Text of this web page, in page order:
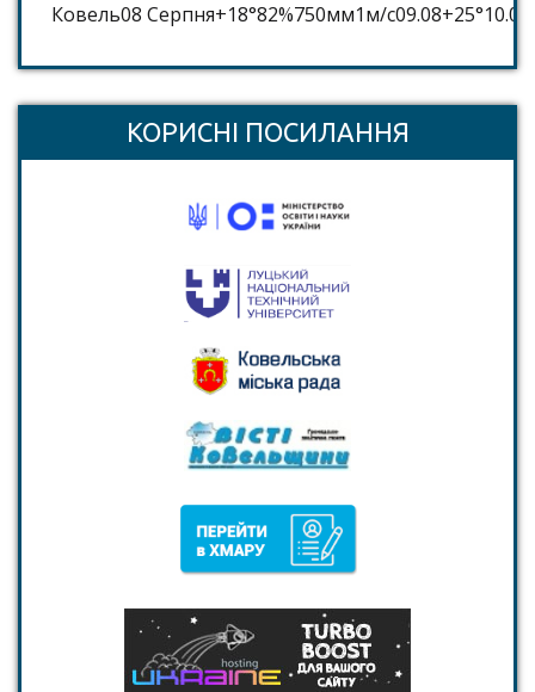
Ковель08 Серпня+18°82%750мм1м/c09.08+25°10.08
КОРИСНІ ПОСИЛАННЯ